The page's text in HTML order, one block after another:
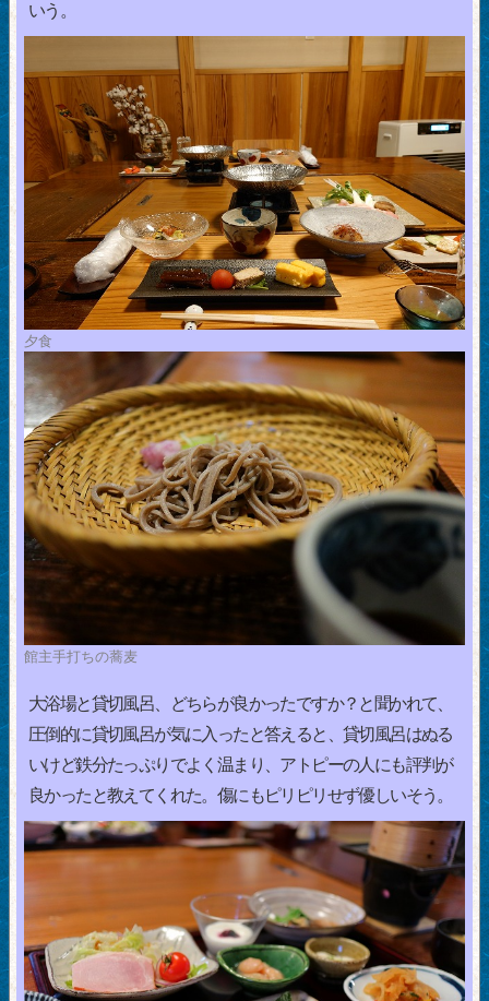
いう。
夕食
館主手打ちの蕎麦
大浴場と貸切風呂、どちらが良かったですか？と聞かれて、
圧倒的に貸切風呂が気に入ったと答えると、貸切風呂はぬる
いけど鉄分たっぷりでよく温まり、アトピーの人にも評判が
良かったと教えてくれた。傷にもピリピリせず優しいそう。